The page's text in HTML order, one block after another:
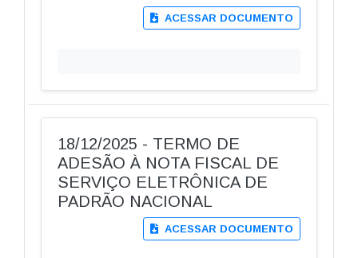
ACESSAR DOCUMENTO
18/12/2025 - TERMO DE
ADESÃO À NOTA FISCAL DE
SERVIÇO ELETRÔNICA DE
PADRÃO NACIONAL
ACESSAR DOCUMENTO